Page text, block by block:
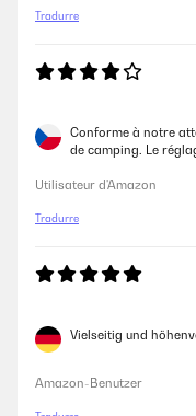
Tradurre
Conforme à notre
de camping. Le
Utilisateur d'Amazon
Tradurre
Vielseitig und
Amazon-Benutzer